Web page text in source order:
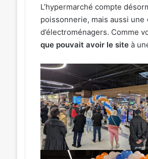
L’hypermarché compte
poissonnerie, mais aussi une
d’électroménagers. Comme
que pouvait avoir le siteà